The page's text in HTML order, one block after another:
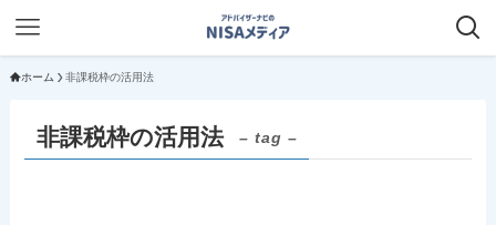
ホーム 非課税枠の活用法
非課税枠の活用法 – tag –